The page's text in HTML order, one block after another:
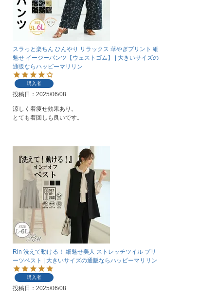
スラっと楽ちん ひんやり リラックス 華やぎプリント 細
魅せ イージーパンツ【ウェストゴム】 | 大きいサイズの
通販ならハッピーマリリン
購入者
投稿日 2025/06/08
涼しく着痩せ効果あり。
とても着回しも良いです。
Rin 洗えて動ける！ 細魅せ美人 ストレッチツイル プリ
ーツベスト | 大きいサイズの通販ならハッピーマリリン
購入者
投稿日 2025/06/08